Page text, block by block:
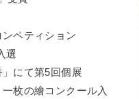
ンペティション
選
にて第5回個展
枚の繪コンクール入